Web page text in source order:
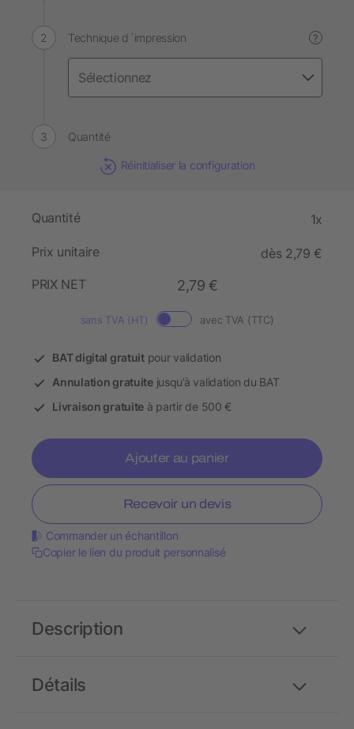
Technique d´impression ?
Quantité
Réinitialiser la configuration
Quantité 1x
Prix unitaire
dès 2,79 €
PRIX NET
2,79 €
sans TVA (HT) avec TVA (TTC)
BAT digital gratuitpour validation
Annulation gratuitejusqu’à validation du BAT
Livraison gratuite à partir de 500 €
Ajouter au panier
Recevoir un devis
Commander un échantillon
Copier le lien du produit personnalisé
Détails
Description